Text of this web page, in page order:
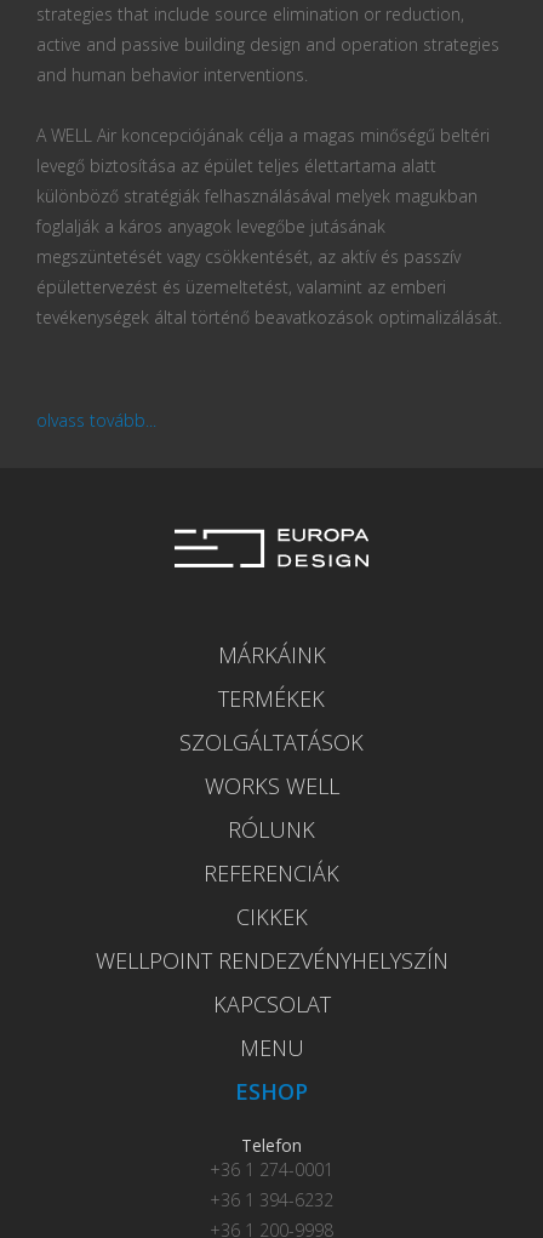
strategies that include source elimination or reduction,
active and passive building design and operation strategies
and human behavior interventions.
A WELL Air koncepciójának célja a magas minőségű beltéri
levegő biztosítása az épület teljes élettartama alatt
különböző stratégiák felhasználásával melyek magukban
foglalják a káros anyagok levegőbe jutásának
megszüntetését vagy csökkentését, az aktív és passzív
épülettervezést és üzemeltetést, valamint az emberi
tevékenységek által történő beavatkozások optimalizálását.
olvass tovább...
MÁRKÁINK
TERMÉKEK
SZOLGÁLTATÁSOK
WORKS WELL
RÓLUNK
REFERENCIÁK
CIKKEK
WELLPOINT RENDEZVÉNYHELYSZÍN
KAPCSOLAT
MENU
ESHOP
Telefon
+36 1 274-0001
+36 1 394-6232
+36 1 200-9998